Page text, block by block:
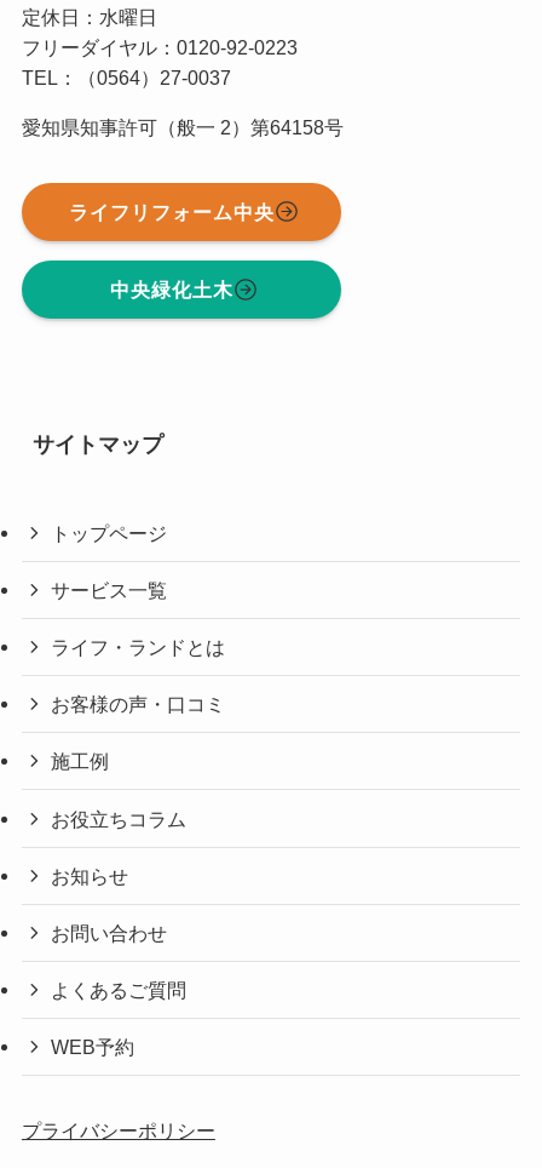
定休日：水曜日
フリーダイヤル：0120-92-0223
TEL：（0564）27-0037
愛知県知事許可（般一 2）第64158号
ライフリフォーム中央
中央緑化土木
サイトマップ
トップページ
サービス一覧
ライフ・ランドとは
お客様の声・口コミ
施工例
お役立ちコラム
お知らせ
お問い合わせ
よくあるご質問
WEB予約
プライバシーポリシー